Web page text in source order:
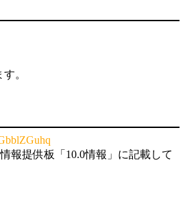
。
報提供板「10.0情報」に記載して